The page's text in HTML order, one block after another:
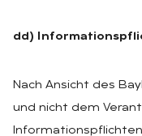
dd)
Nach Ansicht des
und nicht dem